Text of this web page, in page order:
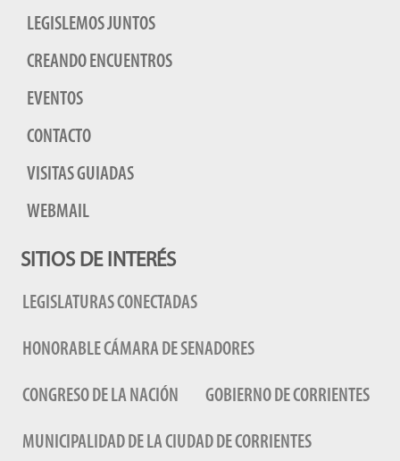
LEGISLEMOS JUNTOS
CREANDO ENCUENTROS
EVENTOS
CONTACTO
VISITAS GUIADAS
WEBMAIL
SITIOS DE INTERÉS
LEGISLATURAS CONECTADAS
HONORABLE CÁMARA DE SENADORES
CONGRESO DE LA NACIÓN GOBIERNO DE CORRIENTES
MUNICIPALIDAD DE LA CIUDAD DE CORRIENTES